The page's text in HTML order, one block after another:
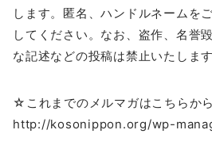
します。匿名、ハンドルネームを
してください。なお、盗作、名誉
な記述などの投稿は禁止いたします
☆これまでのメルマガはこちらか
http://kosonippon.org/wp-